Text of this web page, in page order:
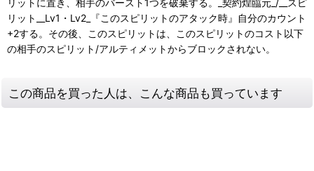
リット__Lv1・Lv2_『このスピリットのアタック時』自分のカウント
+2する。その後、このスピリットは、このスピリットのコスト以下
の相手のスピリット/アルティメットからブロックされない。
この商品を買った人は、こんな商品も買っています